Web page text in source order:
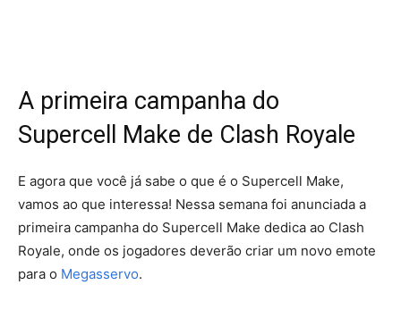
A primeira campanha do
Supercell Make de Clash Royale
E agora que você já sabe o que é o Supercell Make,
vamos ao que interessa! Nessa semana foi anunciada a
primeira campanha do Supercell Make dedica ao Clash
Royale, onde os jogadores deverão criar um novo emote
para o Megasservo.